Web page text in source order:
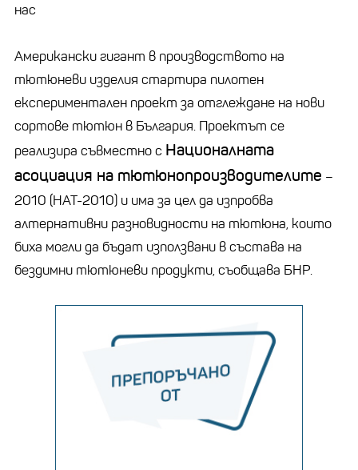
нас
Американски гигант в производството на
тютюневи изделия стартира пилотен
експериментален проект за отглеждане на нови
сортове тютюн в България. Проектът се
реализира съвместно с Националната
асоциация на тютюнопроизводителите –
2010 (НАТ-2010) и има за цел да изпробва
алтернативни разновидности на тютюна, които
биха могли да бъдат използвани в състава на
бездимни тютюневи продукти, съобщава БНР.